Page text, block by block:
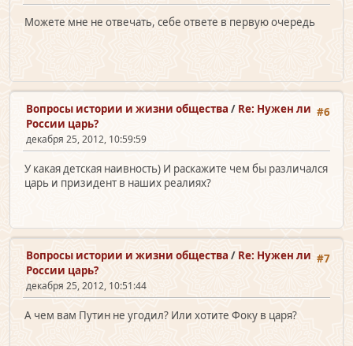
Можете мне не отвечать, себе ответе в первую очередь
#6
Вопросы истории и жизни общества / Re: Нужен ли
России царь?
декабря 25, 2012, 10:59:59
У какая детская наивность) И раскажите чем бы различался
царь и призидент в наших реалиях?
#7
Вопросы истории и жизни общества/ Re: Нужен ли
России царь?
декабря 25, 2012, 10:51:44
А чем вам Путин не угодил? Или хотите Фоку в царя?